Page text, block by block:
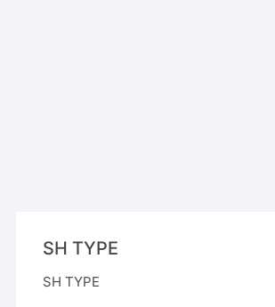
SH TYPE
SH TYPE